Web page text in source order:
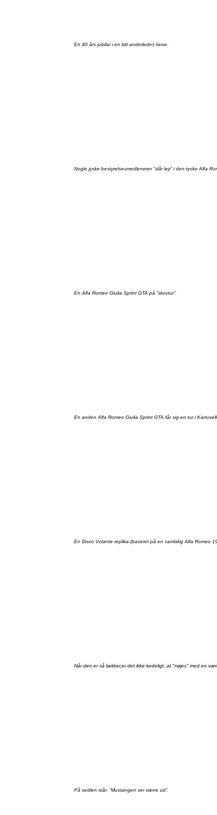
En 40 års jubilari en lidt anderledes farve.
Nogle jyske bestyrelsesmedlemmer ”slår lejr”i den tyskeAlfa
En Alfa Romeo GiuliaSprint GTA på ”skovtur”.
En anden Alfa Romeo GiuliaSprint GTA fårsig en turi
En Disco Volante replika(baseret påen samtidigAlfa Romeo
Nården er så lækker,er det ikke kedeligt, at "nøjes" med en
På sedlen står: ”Mustangen ser værre ud”.